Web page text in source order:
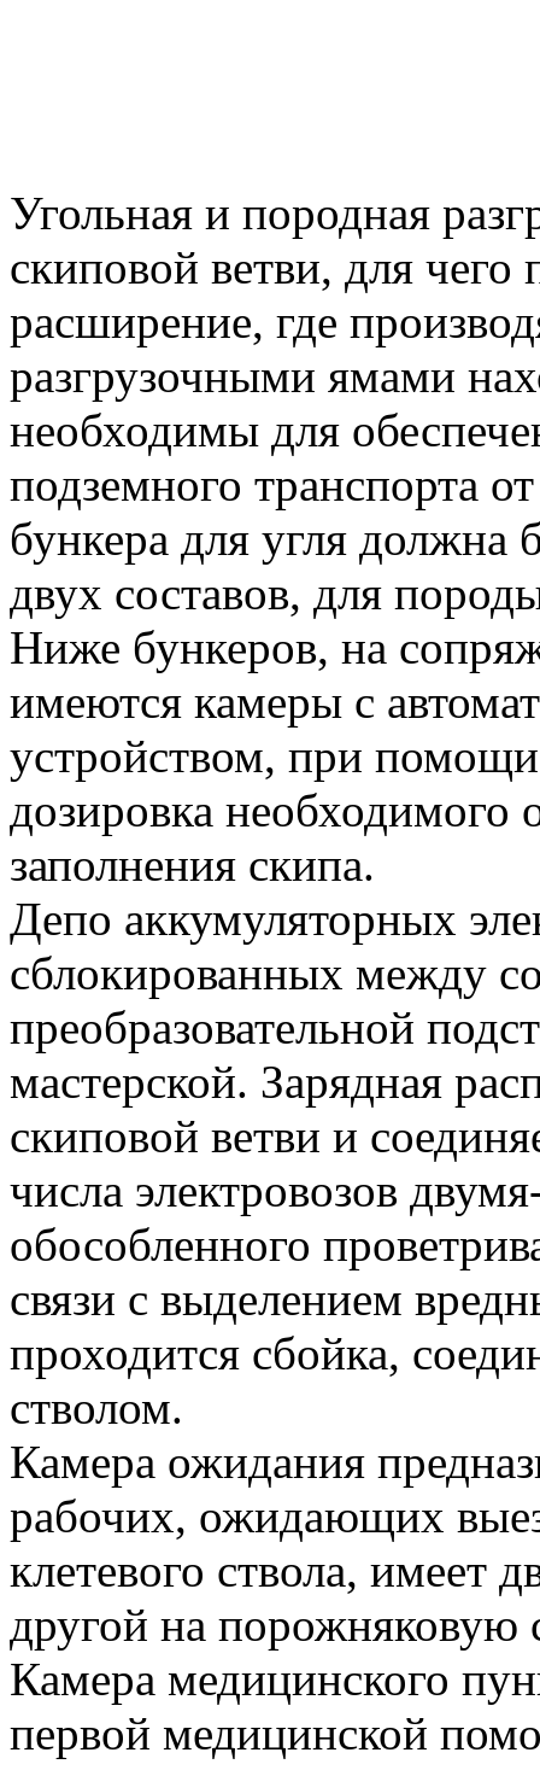
Угольная и породная
скиповой ветви, для чего
расширение, где
разгрузочными ямами
необходимы для
подземного транспорта
бункера для угля должна
двух составов, для
Ниже бункеров, на
имеются камеры с
устройством, при помощи
дозировка необходимого
заполнения скипа.
Депо аккумуляторных
сблокированных между
преобразовательной
мастерской. Зарядная
скиповой ветви и
числа электровозов
обособленного
связи с выделением
проходится сбойка,
стволом.
Камера ожидания
рабочих, ожидающих
клетевого ствола, имеет
другой на порожняковую
Камера медицинского
первой медицинской